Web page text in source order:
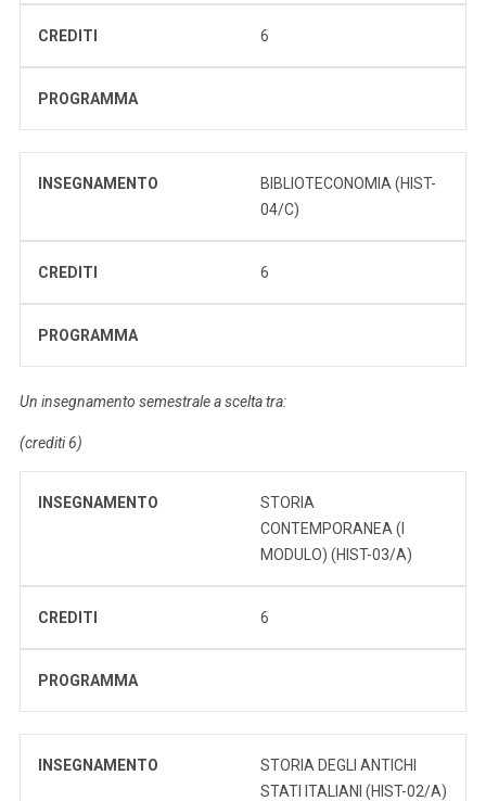
CREDITI 6
PROGRAMMA
INSEGNAMENTO
BIBLIOTECONOMIA (HIST-
04/C)
CREDITI 6
PROGRAMMA
Un insegnamento semestrale a scelta tra:
(crediti 6)
INSEGNAMENTO
STORIA
CONTEMPORANEA (I
MODULO) (HIST-03/A)
CREDITI 6
PROGRAMMA
INSEGNAMENTO
STORIA DEGLI ANTICHI
STATI ITALIANI (HIST-02/A)